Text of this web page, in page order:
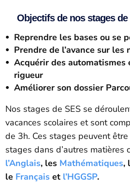
Objectifs de nos stages de
Reprendre les bases ou se
Prendre de l’avance sur les
Acquérir des automatismes
rigueur
Améliorer son dossier
Nos stages de SES se
vacances scolaires et sont
de 3h. Ces stages peuvent
stages dans d’autres matières
l’Anglais, les Mathématiques,
le Français et l’HGGSP.